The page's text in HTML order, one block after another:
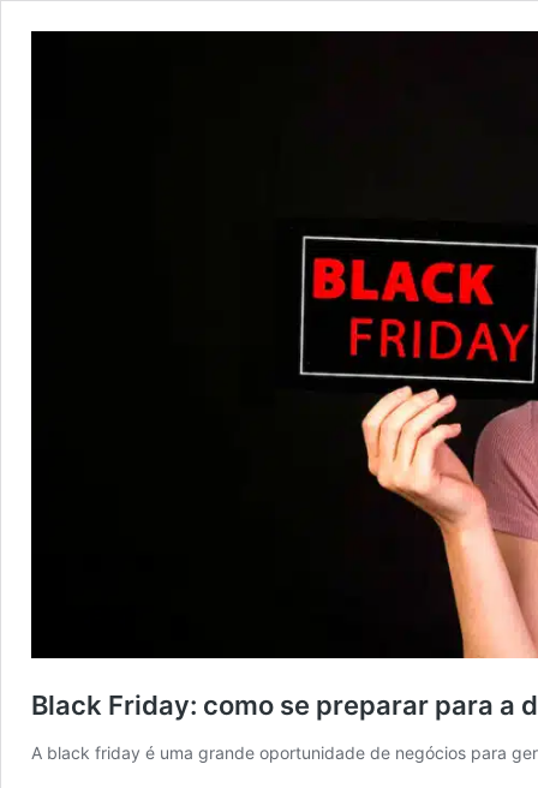
Black Friday: como se preparar para a
A black friday é uma grande oportunidade de negócios para